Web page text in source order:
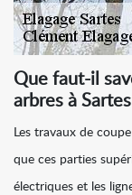
Que faut-il
arbres à
Les travaux de
que ces parties
électriques et les